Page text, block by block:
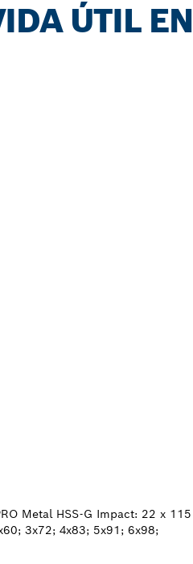
ÚTIL EN
Metal HSS-G Impact: 22 x 115
3x72; 4x83; 5x91; 6x98;